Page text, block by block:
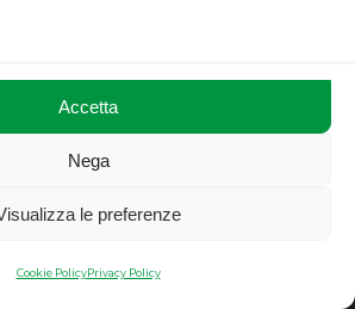
Accetta
Nega
le preferenze
Cookie PolicyPrivacy Policy